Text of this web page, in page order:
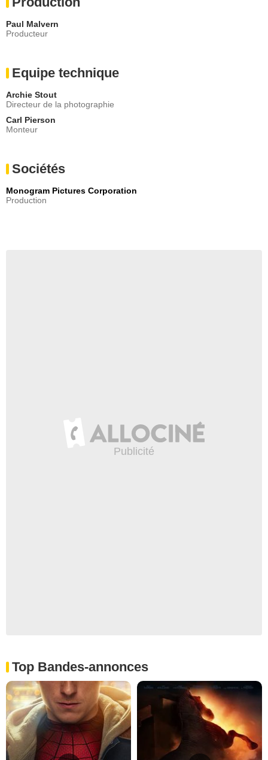
Paul Malvern
Producteur
Equipe technique
Archie Stout
Directeur de la photographie
Carl Pierson
Monteur
Sociétés
Monogram Pictures Corporation
Production
Top Bandes-annonces